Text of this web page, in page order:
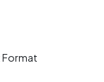
Format